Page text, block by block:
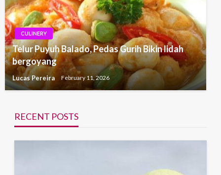
CULINERY
Telur Puyuh Balado, Pedas Gurih Bikin lidah
bergoyang
Lucas Pereira February 11, 2026
RECENT POSTS